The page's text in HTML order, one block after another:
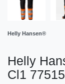
Helly Hansen®
Helly
Cl1 77515